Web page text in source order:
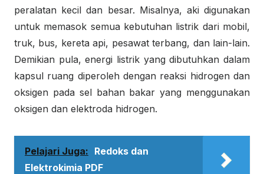
peralatan kecil dan besar. Misalnya, aki digunakan
untuk memasok semua kebutuhan listrik dari mobil,
truk, bus, kereta api, pesawat terbang, dan lain-lain.
Demikian pula, energi listrik yang dibutuhkan dalam
kapsul ruang diperoleh dengan reaksi hidrogen dan
oksigen pada sel bahan bakar yang menggunakan
oksigen dan elektroda hidrogen.
Pelajari Juga: Redoks dan
Elektrokimia PDF